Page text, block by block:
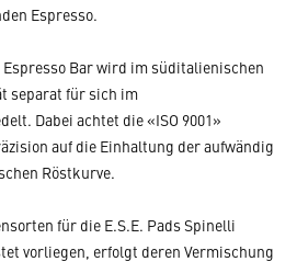
Espresso.
Espresso Bar wird im süditalienischen
separat für sich im
Dabei achtet die «ISO 9001»
auf die Einhaltung der aufwändig
Röstkurve.
für die E.S.E. Pads Spinelli
vorliegen, erfolgt deren Vermischung